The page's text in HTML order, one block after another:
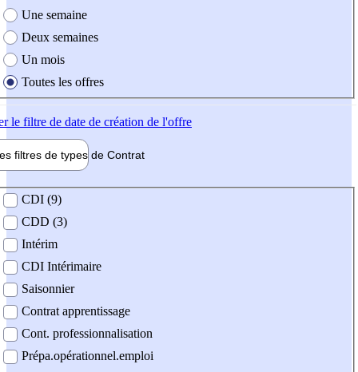
Une semaine
Deux semaines
Un mois
Toutes les offres
le filtre de date de création de l'offre
filtres de types de Contrat
contrat
CDI (9)
CDD (3)
Intérim
CDI Intérimaire
Saisonnier
Contrat apprentissage
Cont. professionnalisation
Prépa.opérationnel.emploi